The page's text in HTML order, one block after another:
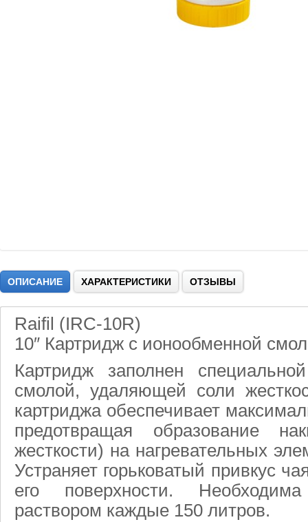
ОПИСАНИЕ ХАРАКТЕРИСТИКИ ОТЗЫВЫ
Raifil (IRC-10R)
10″ Картридж с ионообменной
Картридж заполнен
смолой, удаляющей соли
картриджа обеспечивает
предотвращая образование
жесткости) на нагревательных
Устраняет горьковатый привкус
его поверхности.
раствором каждые 150 литров.